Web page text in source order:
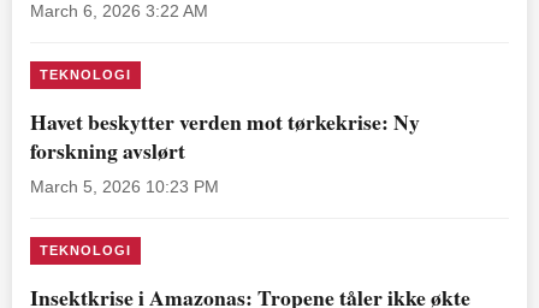
March 6, 2026 3:22 AM
TEKNOLOGI
Havet beskytter verden mot tørkekrise: Ny
forskning avslørt
March 5, 2026 10:23 PM
TEKNOLOGI
Insektkrise i Amazonas: Tropene tåler ikke økte